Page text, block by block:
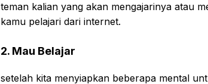
teman kalian yang akan mengajarinya atau
kamu pelajari dari internet.
2. Mau Belajar
setelah kita menyiapkan beberapa mental